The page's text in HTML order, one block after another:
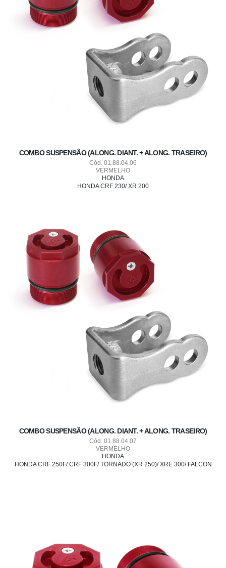
COMBO SUSPENSÃO (ALONG. DIANT. + ALONG. TRASEIRO)
Cód. 01.88.04.06
VERMELHO
HONDA
HONDA CRF 230/ XR 200
COMBO SUSPENSÃO (ALONG. DIANT. + ALONG. TRASEIRO)
Cód. 01.88.04.07
VERMELHO
HONDA
HONDA CRF 250F/ CRF 300F/ TORNADO (XR 250)/ XRE 300/ FALCON